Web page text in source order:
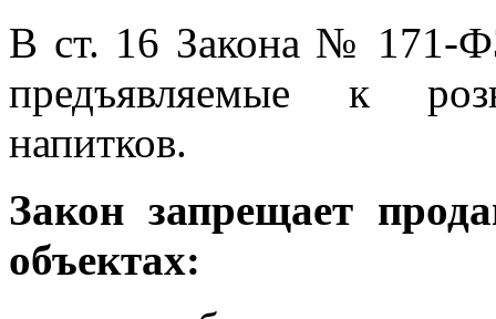
В ст. 16 Закона № 171-
предъявляемые к
напитков.
Закон запрещает
объектах: